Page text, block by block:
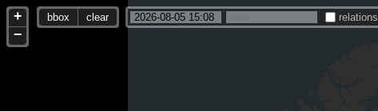
+
−
bbox clear relations